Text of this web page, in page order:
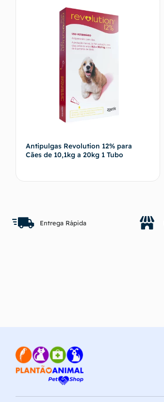
Antipulgas Revolution 12% para
Cães de 10,1kg a 20kg 1 Tubo
Entrega Rápida